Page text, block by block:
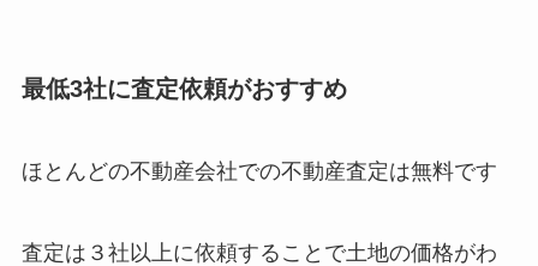
最低3社に査定依頼がおすすめ
ほとんどの不動産会社での不動産査定は無料です
査定は３社以上に依頼することで土地の価格がわ